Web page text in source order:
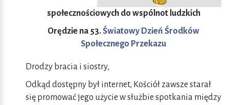
społecznościowych do wspólnot ludzkich
Orędzie na 53.Światowy Dzień Środków
Społecznego Przekazu
Drodzy bracia i siostry,
Odkąd dostępny był internet, Kościół zawsze starał
się promować jego użycie w służbie spotkania między